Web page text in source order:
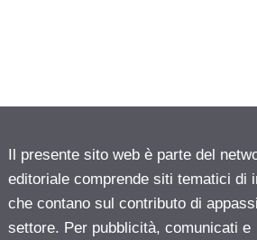
Il presente sito web è parte del
editoriale comprende siti tematici di
che contano sul contributo di
settore. Per pubblicità, comunicati e